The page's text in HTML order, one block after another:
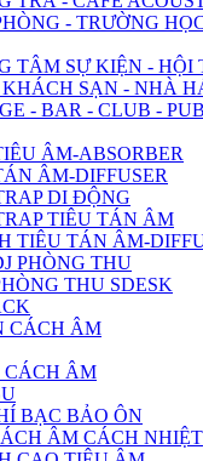
- TRƯỜNG
TÂM SỰ KIỆN - HỘI
KHÁCH SẠN - NHÀ
- BAR - CLUB -
ÂM-ABSORBER
ÂM-DIFFUSER
DI ĐỘNG
TIÊU TÁN ÂM
TIÊU TÁN ÂM-
PHÒNG THU
THU SDESK
CÁCH ÂM
CÁCH ÂM
BẠC BẢO ÔN
ÂM CÁCH NHIỆT